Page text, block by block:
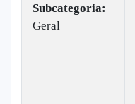
Subcategoria:
Geral